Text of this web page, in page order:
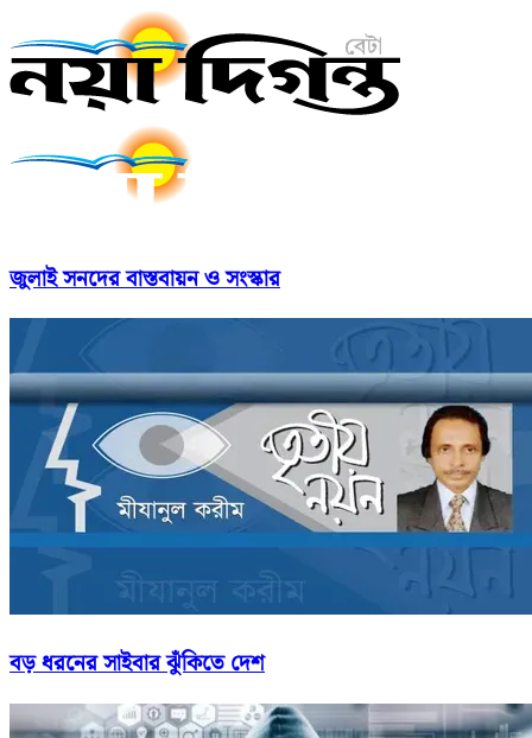
জুলাই সনদের বাস্তবায়ন ও সংস্কার
বড় ধরনের সাইবার ঝুঁকিতে দেশ